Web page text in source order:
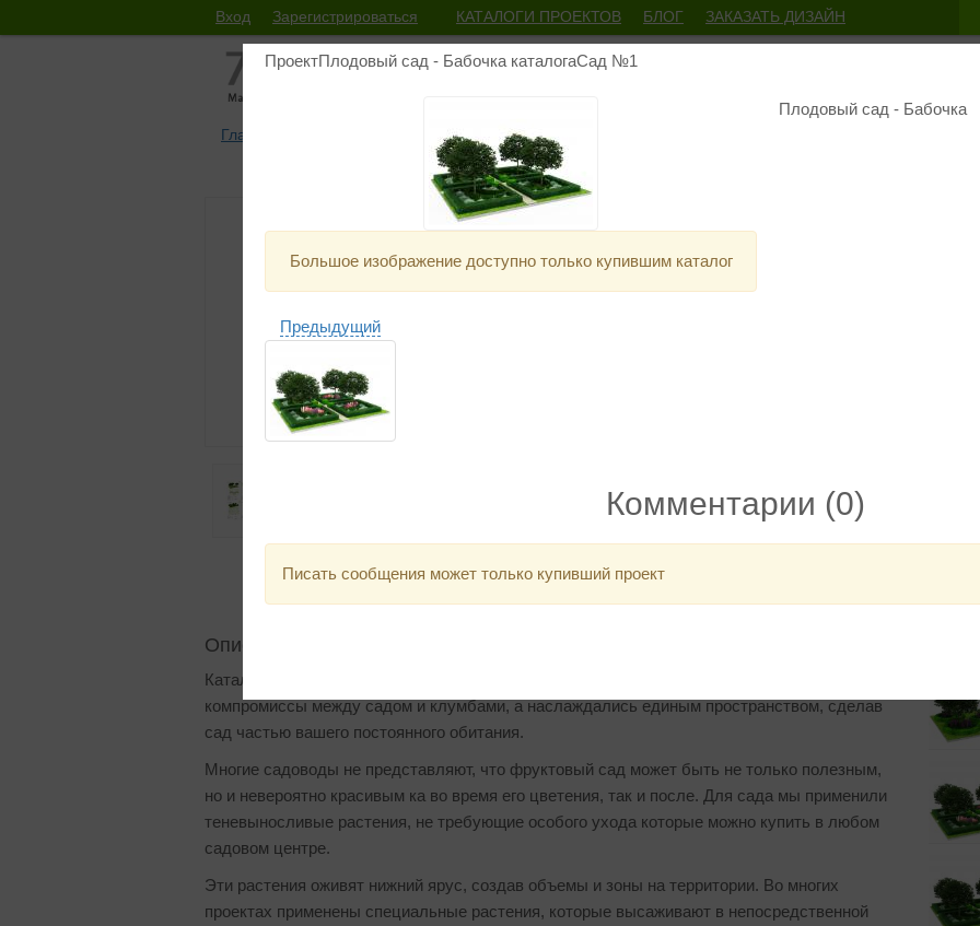
Вход Зарегистрироваться КАТАЛОГИ ПРОЕКТОВ БЛОГ ЗАКАЗАТЬ ДИЗАЙН
Главная Сад №1
ПроектПлодовый сад - Бабочка каталогаСад №1
Большое изображение доступно только купившим каталог
Плодовый сад - Бабочка
Предыдущий
Комментарии (0)
Писать сообщения может только купивший проект
Описание
Каталог «Сад» содержит 10 проектов с оригинальными идей для того, что вы не искали
компромиссы между садом и клумбами, а наслаждались единым пространством, сделав
сад частью вашего постоянного обитания.
Многие садоводы не представляют, что фруктовый сад может быть не только полезным,
но и невероятно красивым ка во время его цветения, так и после. Для сада мы применили
теневыносливые растения, не требующие особого ухода которые можно купить в любом
садовом центре.
Эти растения оживят нижний ярус, создав объемы и зоны на территории. Во многих
проектах применены специальные растения, которые высаживают в непосредственной